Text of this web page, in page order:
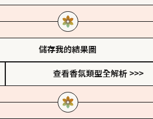
儲存我的結果圖
查看香氛類型全解析 >>>